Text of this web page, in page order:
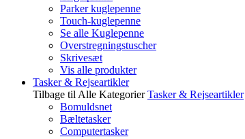
Parker kuglepenne
Touch-kuglepenne
Se alle Kuglepenne
Overstregningstuscher
Skrivesæt
Vis alle produkter
Tasker & Rejseartikler
Tilbage til Alle Kategorier Tasker & Rejseartikler
Bomuldsnet
Bæltetasker
Computertasker